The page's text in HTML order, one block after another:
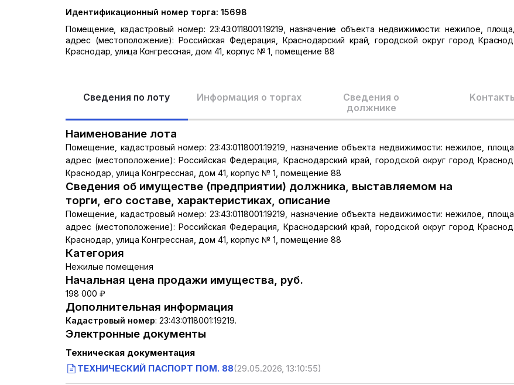
Идентификационный номер торга: 15698
Помещение, кадастровый номер: 23:43:0118001:19219, назначение объекта недвижимости: нежилое,
адрес (местоположение): Российская Федерация, Краснодарский край, городской округ город
Краснодар, улица Конгрессная, дом 41, корпус № 1, помещение 88
Сведения по лоту Информация о торгах
Сведения о
должнике
Наименование лота
Помещение, кадастровый номер: 23:43:0118001:19219, назначение объекта недвижимости: нежилое,
адрес (местоположение): Российская Федерация, Краснодарский край, городской округ город
Краснодар, улица Конгрессная, дом 41, корпус № 1, помещение 88
Сведения об имуществе (предприятии) должника, выставляемом на
торги, его составе, характеристиках, описание
Помещение, кадастровый номер: 23:43:0118001:19219, назначение объекта недвижимости: нежилое,
адрес (местоположение): Российская Федерация, Краснодарский край, городской округ город
Краснодар, улица Конгрессная, дом 41, корпус № 1, помещение 88
Категория
Нежилые помещения
Начальная цена продажи имущества, руб.
198 000 ₽
Дополнительная информация
Кадастровый номер: 23:43:0118001:19219.
Электронные документы
Техническая документация
ТЕХНИЧЕСКИЙ ПАСПОРТ ПОМ. 88(29.05.2026, 13:10:55)